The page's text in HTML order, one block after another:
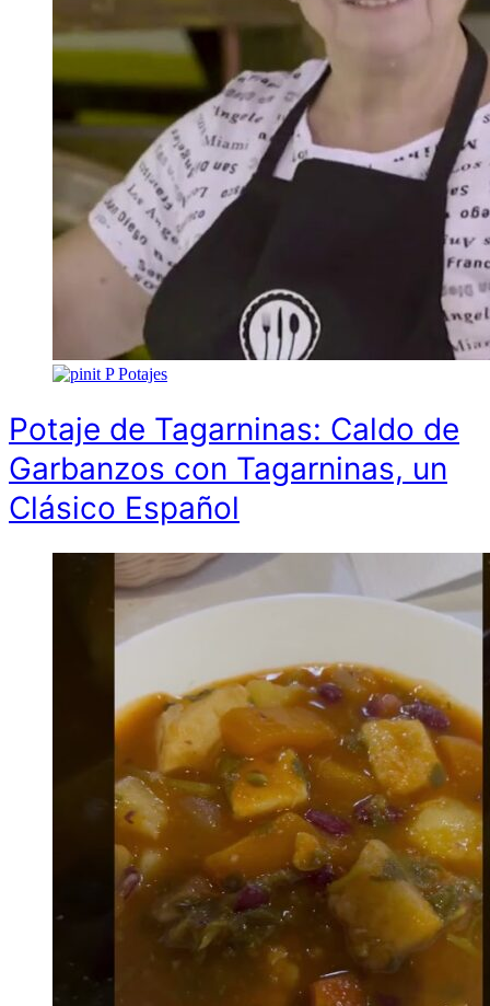
P Potajes
Potaje de Tagarninas: Caldo de
Garbanzos con Tagarninas, un
Clásico Español